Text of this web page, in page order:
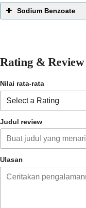
produk tetap stabil
lebah untuk
Sodium Benzoate
Rating & Review
Nilai rata-rata
Judul review
Ulasan